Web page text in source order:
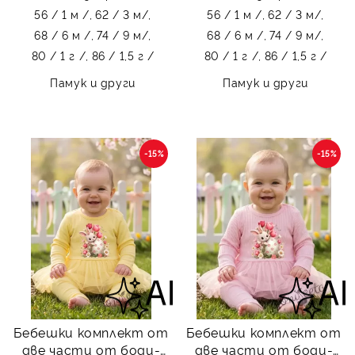
56 / 1 м /, 62 / 3 м/,
68 / 6 м /, 74 / 9 м/,
80 / 1 г /, 86 / 1,5 г /
Памук и други
56 / 1 м /, 62 / 3 м/,
68 / 6 м /, 74 / 9 м/,
80 / 1 г /, 86 / 1,5 г /
Памук и други
Бебешки комплект от
две части от боди-
-15%
Бебешки комплект от
две части от боди-
-15%